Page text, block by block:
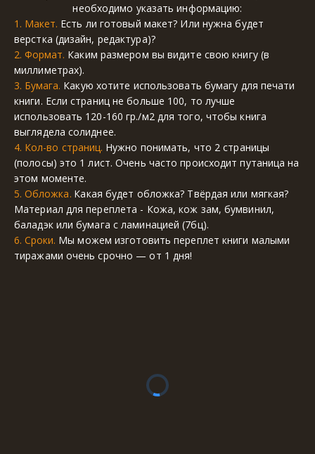
необходимо указать информацию:
1. Макет. Есть ли готовый макет? Или нужна будет
верстка (дизайн, редактура)?
2. Формат. Каким размером вы видите свою книгу (в
миллиметрах).
3. Бумага. Какую хотите использовать бумагу для печати
книги. Если страниц не больше 100, то лучше
использовать 120-160 гр./м2 для того, чтобы книга
выглядела солиднее.
4. Кол-во страниц. Нужно понимать, что 2 страницы
(полосы) это 1 лист. Очень часто происходит путаница на
этом моменте.
5. Обложка. Какая будет обложка? Твёрдая или мягкая?
Материал для переплета - Кожа, кож зам, бумвинил,
баладэк или бумага с ламинацией (7бц).
6. Сроки. Мы можем изготовить переплет книги малыми
тиражами очень срочно — от 1 дня!